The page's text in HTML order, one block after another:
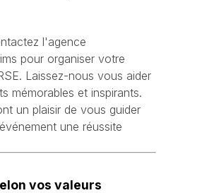
l'agence
pour organiser votre
Laissez-nous vous aider
mémorables et inspirants.
un plaisir de vous guider
une réussite
vos valeurs